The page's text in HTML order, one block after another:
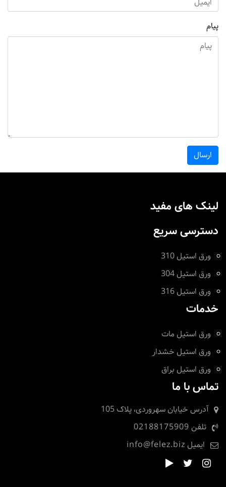
پیام
ارسال
لینک های مفید
دسترسی سریع
ورق استیل 310
ورق استیل 304
ورق استیل 316
خدمات
ورق استیل مات
ورق استیل خشدار
ورق استیل براق
تماس با ما
آدرس خیابان سهروردی، پلاک 105
تلفن 02188175909
ایمیل info@felez.biz